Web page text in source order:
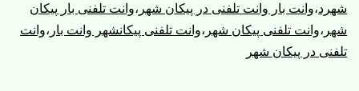
شهرد،وانت بار وانت تلفنی در پیکان شهر ،وانت تلفنی بار پیکان
شهر ،وانت تلفنی پیکان شهر ،وانت تلفنی پیکانشهر وانت بار ،وانت
تلفنی در پیکان شهر